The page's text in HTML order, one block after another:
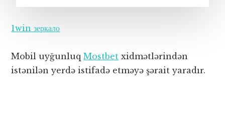
1win зеркало
Mobil uyğunluqMostbet xidmətlərindən
istənilən yerdə istifadə etməyə şərait yaradır.